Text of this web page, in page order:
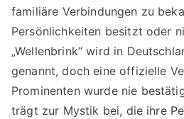
familiäre Verbindungen zu
Persönlichkeiten besitzt oder
„Wellenbrink“ wird in
genannt, doch eine offizielle
Prominenten wurde nie
trägt zur Mystik bei, die ihre